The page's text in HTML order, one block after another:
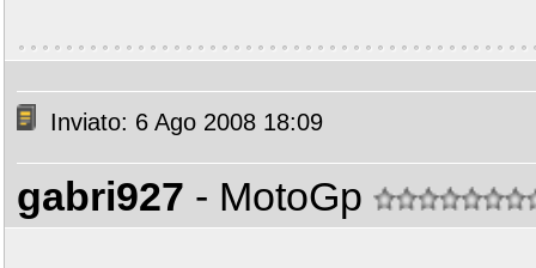
Inviato: 6 Ago 2008 18:09
gabri927 - MotoGp